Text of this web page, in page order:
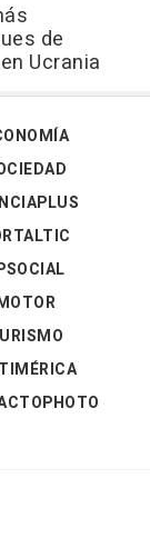
de
Ucrania